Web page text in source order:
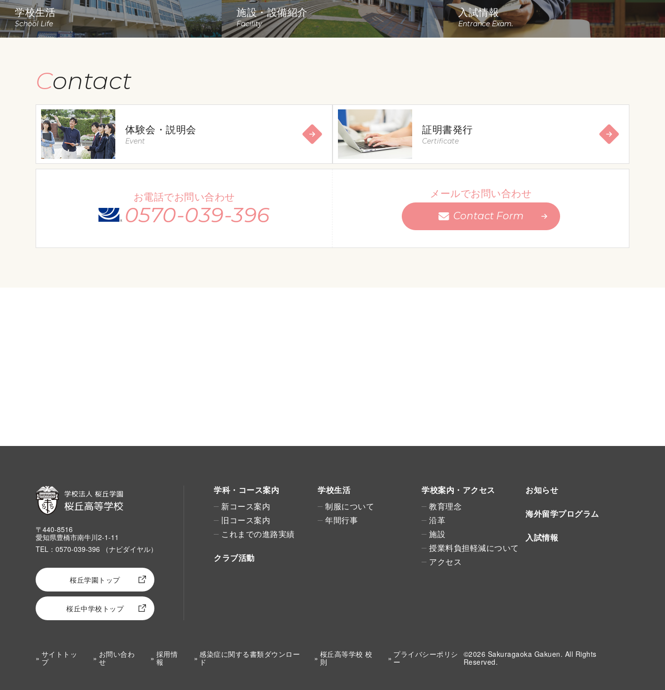
学校生活
School Life
施設・設備紹介
Facility
入試情報
Entrance Exam.
Contact
体験会・説明会
Event
証明書発行
Certificate
お電話でお問い合わせ
0570-039-396
メールでお問い合わせ
Contact Form
〒440-8516
愛知県豊橋市南牛川2-1-11
TEL：0570-039-396 （ナビダイヤル）
桜丘学園トップ
桜丘中学校トップ
学科・コース案内
新コース案内
旧コース案内
これまでの進路実績
クラブ活動
学校生活
制服について
年間行事
学校案内・アクセス
教育理念
沿革
施設
授業料負担軽減について
アクセス
お知らせ
海外留学プログラム
入試情報
サイトトッ
プ
お問い合わ
せ
採用情
報
感染症に関する書類ダウンロー
ド
桜丘高等学校 校
則
プライバシーポリシ
ー
©2026 Sakuragaoka Gakuen. All Rights
Reserved.